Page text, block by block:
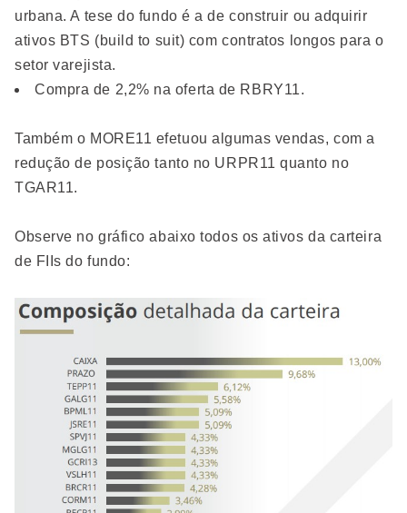
urbana. A tese do fundo é a de construir ou adquirir
ativos BTS (build to suit) com contratos longos para o
setor varejista.
Compra de 2,2% na oferta de RBRY11.
Também o MORE11 efetuou algumas vendas, com a
redução de posição tanto no URPR11 quanto no
TGAR11.
Observe no gráfico abaixo todos os ativos da carteira
de FIIs do fundo: